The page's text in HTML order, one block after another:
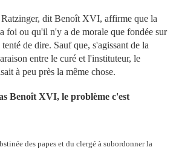
dit Benoît XVI, affirme que la
foi ou qu'il n'y a de morale que fondée sur
de dire. Sauf que, s'agissant de la
entre le curé et l'instituteur, le
à peu près la même chose.
Benoît XVI, le problème c'est
des papes et du clergé à subordonner la